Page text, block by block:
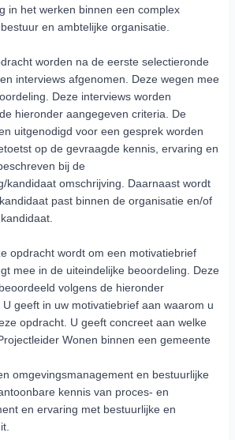
in het werken binnen een complex
en ambtelijke organisatie.
worden na de eerste selectieronde
interviews afgenomen. Deze wegen mee
Deze interviews worden
hieronder aangegeven criteria. De
uitgenodigd voor een gesprek worden
op de gevraagde kennis, ervaring en
bij de
kandidaat omschrijving. Daarnaast wordt
past binnen de organisatie en/of
opdracht wordt om een motivatiebrief
mee in de uiteindelijke beoordeling. Deze
volgens de hieronder
geeft in uw motivatiebrief aan waarom u
opdracht. U geeft concreet aan welke
Wonen binnen een gemeente
omgevingsmanagement en bestuurlijke
kennis van proces- en
en ervaring met bestuurlijke en